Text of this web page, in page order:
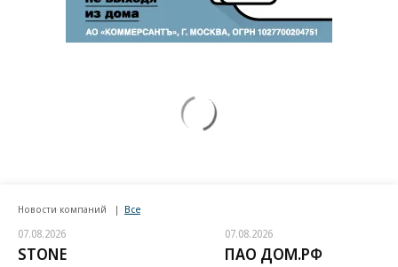
Новости компаний Все
07.08.2026
STONE
07.08.2026
ПАО ДОМ.РФ